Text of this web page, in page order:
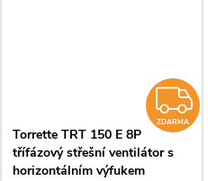
ZDARMA
Torrette TRT 150 E 8P
třífázový střešní ventilátor s
horizontálním výfukem